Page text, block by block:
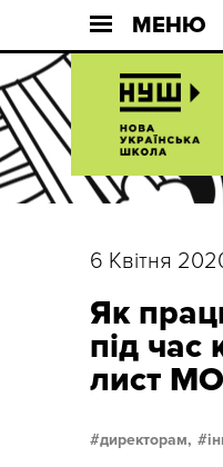
МЕНЮ
6 Квітня
Як
під час
лист
директорам,